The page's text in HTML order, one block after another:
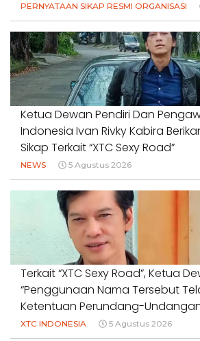
PERNYATAAN SIKAP RESMI ORGANISASI
Ketua Dewan Pendiri Dan
Indonesia Ivan Rivky Kabira
Sikap Terkait “XTC Sexy Road”
NEWS 5 Agustus 2026
Terkait “XTC Sexy Road”, Ketua
“Penggunaan Nama Tersebut
Ketentuan Perundang-
XTC INDONESIA 5 Agustus 2026